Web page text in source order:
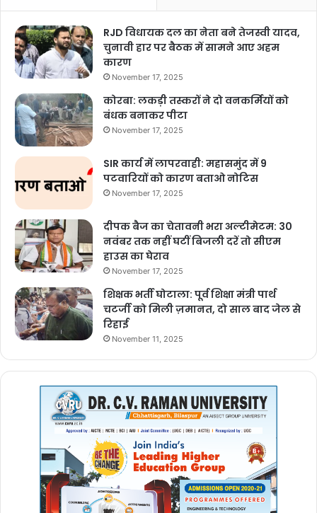
RJD विधायक दल का नेता बने तेजस्वी यादव,
चुनावी हार पर बैठक में सामने आए अहम
कारण
November 17, 2025
कोरबा: लकड़ी तस्करों ने दो वनकर्मियों को
बंधक बनाकर पीटा
November 17, 2025
SIR कार्य में लापरवाही: महासमुंद में 9
पटवारियों को कारण बताओ नोटिस
November 17, 2025
दीपक बैज का चेतावनी भरा अल्टीमेटम: 30
नवंबर तक नहीं घटीं बिजली दरें तो सीएम
हाउस का घेराव
November 17, 2025
शिक्षक भर्ती घोटाला: पूर्व शिक्षा मंत्री पार्थ
चटर्जी को मिली ज़मानत, दो साल बाद जेल से
रिहाई
November 11, 2025